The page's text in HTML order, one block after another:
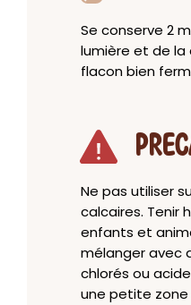
Se conserve 2
lumière et de la
flacon bien
Ne pas utiliser
calcaires. Tenir
enfants et
mélanger avec
chlorés ou
une petite